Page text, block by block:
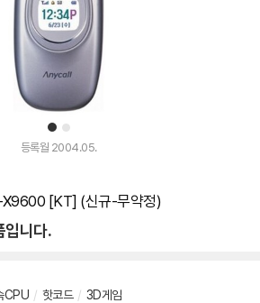
1 2
등록월 2004.05.
X9600 [KT] (신규-무약정)
입니다.
CPU / 핫코드 / 3D게임